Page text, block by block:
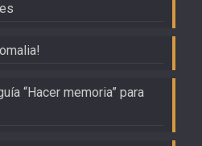
“Hacer memoria” para